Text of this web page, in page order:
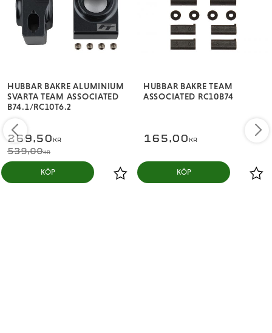
HUBBAR BAKRE ALUMINIUM
SVARTA TEAM ASSOCIATED
B74.1/RC10T6.2
269,50 KR
539,00KR
KÖP
HUBBAR BAKRE TEAM
ASSOCIATED RC10B74
165,00 KR
KÖP